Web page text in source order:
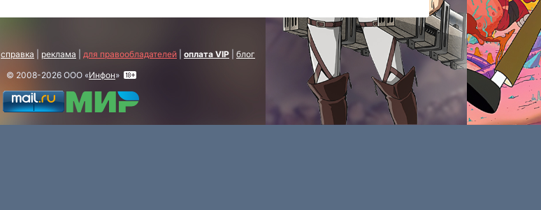
справка реклама для правообладателей оплата VIP
блог
© 2008-2026 ООО «Инфон»